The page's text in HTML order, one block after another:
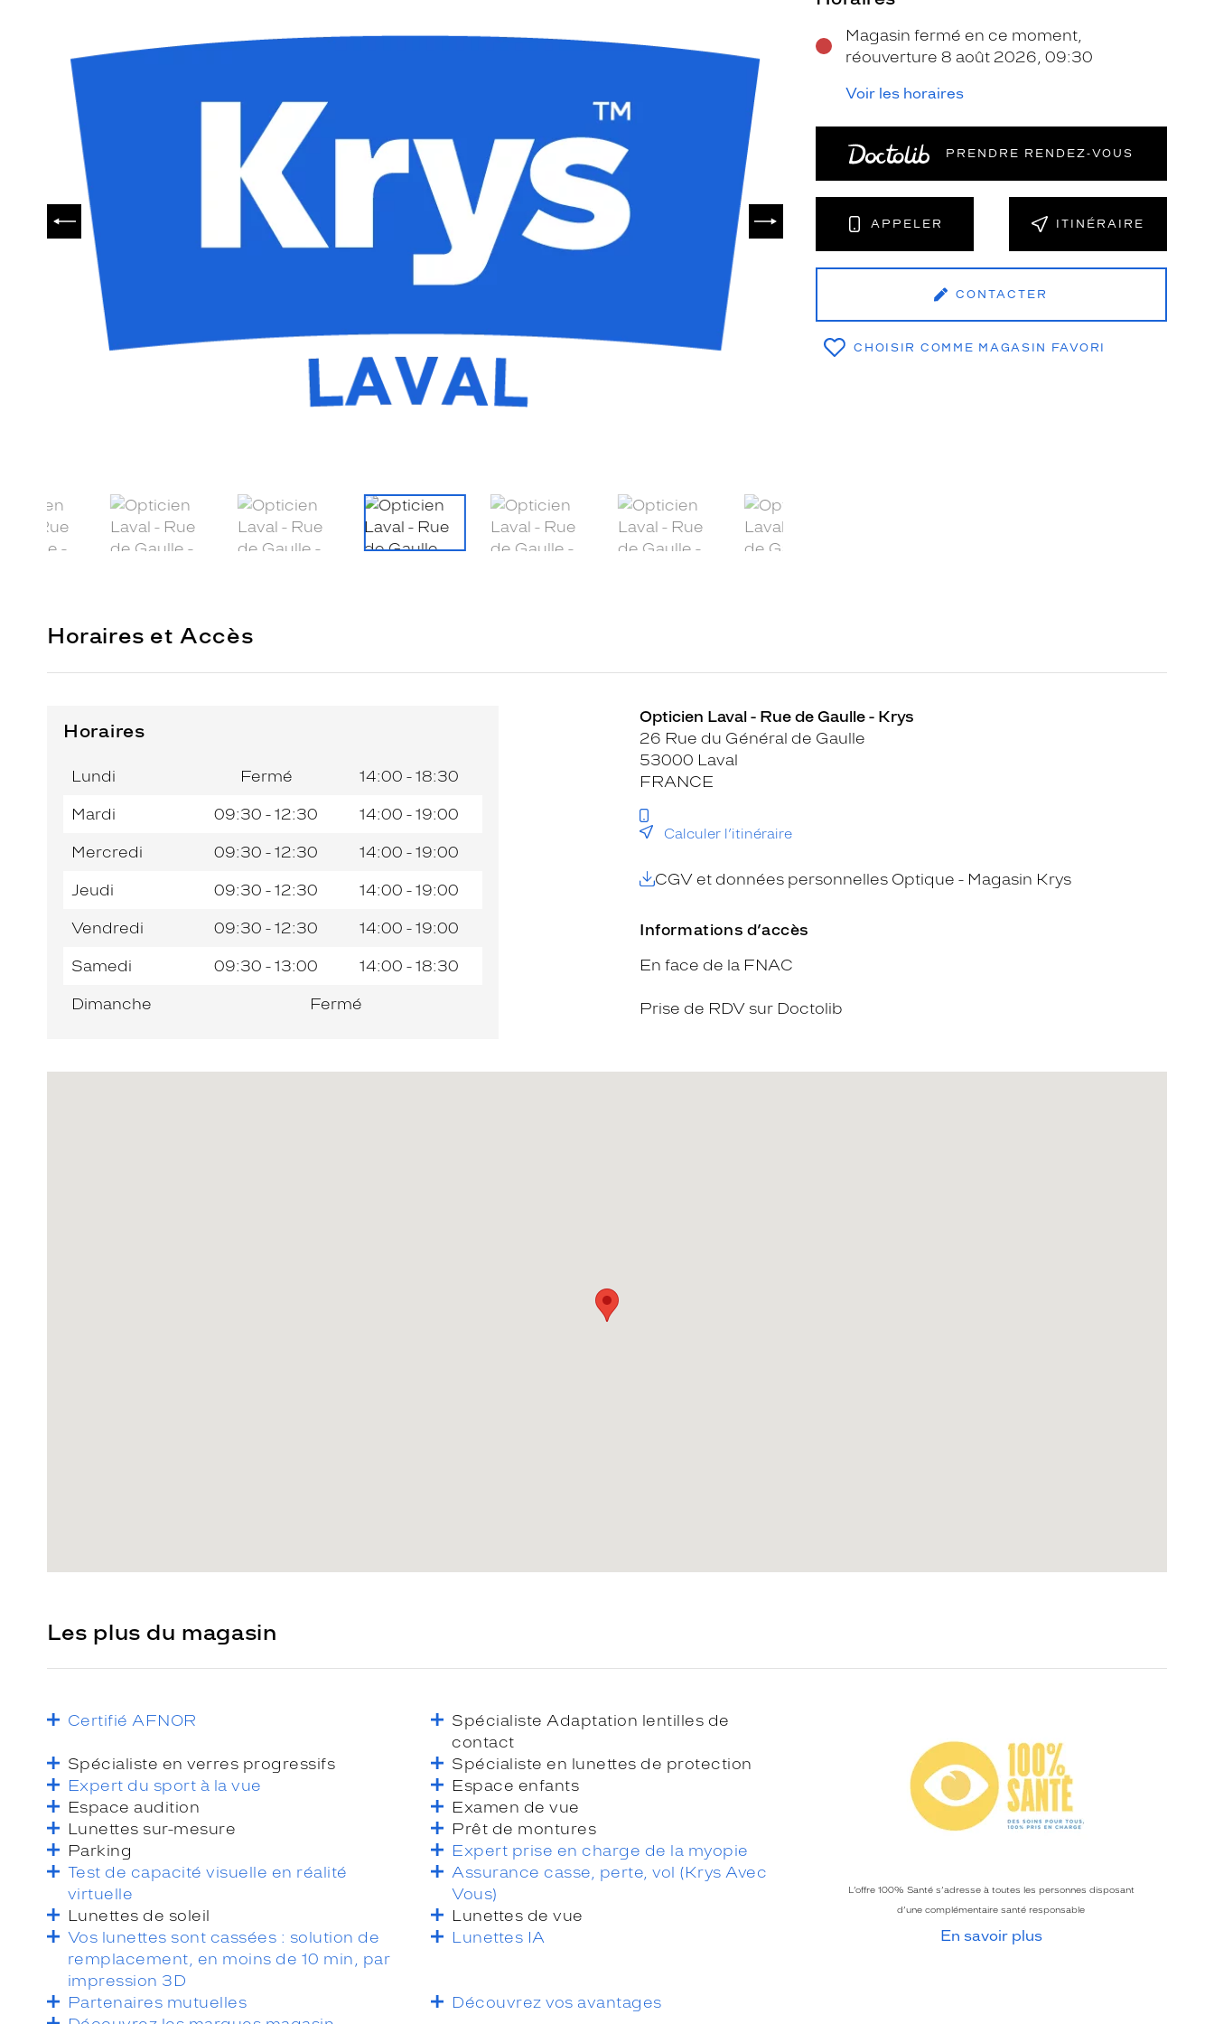
PRÉCÉDENT
Magasin fermé en ce moment,
réouverture 8 août 2026, 09:30
Voir les horaires
PRENDRE RENDEZ‑VOUS
APPELER ITINÉRAIRE
CONTACTER
CHOISIR COMME MAGASIN FAVORI
Horaires et Accès
Horaires
Jour de
semaine
Horaires
l’après-
Lundi Fermé 14:00 - 18:30
Mardi 09:30 - 12:30 14:00 - 19:00
Mercredi 09:30 - 12:30 14:00 - 19:00
Jeudi 09:30 - 12:30 14:00 - 19:00
Vendredi 09:30 - 12:30 14:00 - 19:00
Samedi 09:30 - 13:00 14:00 - 18:30
Dimanche Fermé
Opticien Laval - Rue de Gaulle - Krys
26 Rue du Général de Gaulle
53000 Laval
FRANCE
Calculer l’itinéraire
CGV et données personnelles Optique - Magasin Krys
Informations d’accès
En face de la FNAC
Prise de RDV sur Doctolib
Les plus du magasin
Certifié AFNOR
Spécialiste Adaptation lentilles de
contact
Spécialiste en verres progressifs
Spécialiste en lunettes de protection
Expert du sport à la vue
Espace enfants
Espace audition
Examen de vue
Lunettes sur-mesure
Prêt de montures
Parking
Expert prise en charge de la myopie
Test de capacité visuelle en réalité
virtuelle
Assurance casse, perte, vol (Krys Avec
Vous)
Lunettes de soleil
Lunettes de vue
Vos lunettes sont cassées : solution de
remplacement, en moins de 10 min, par
impression 3D
Lunettes IA
Partenaires mutuelles
Découvrez vos avantages
L’offre 100% Santé s’adresse à toutes les personnes disposant
d’une complémentaire santé responsable
En savoir plus